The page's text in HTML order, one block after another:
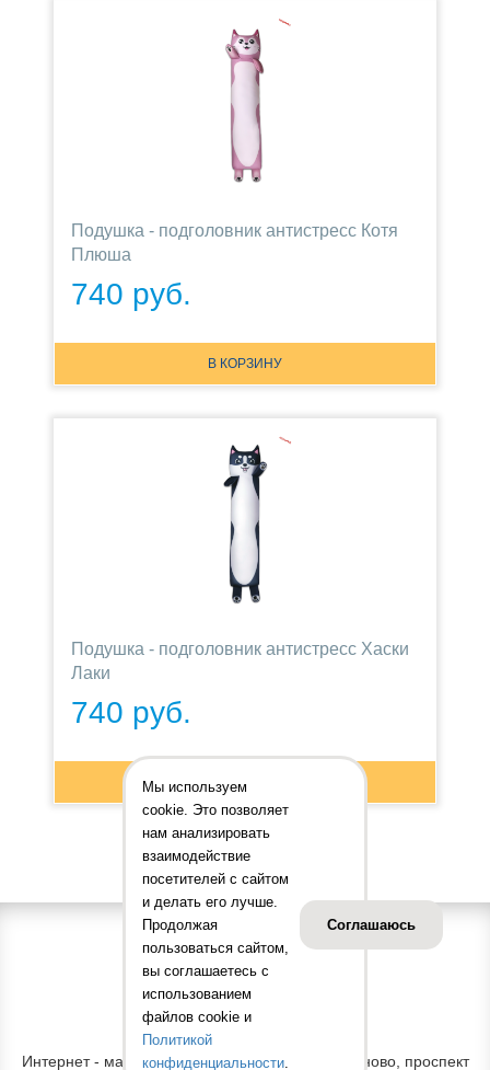
Подушка - подголовник антистресс Котя
Плюша
740 руб.
В КОРЗИНУ
Подушка - подголовник антистресс Хаски
Лаки
740 руб.
В КОРЗИНУ
АДРЕС ОФИСА
Интернет - магазин "Принт Тойс" Россия, г. Иваново, проспект
Мы используем
cookie. Это позволяет
нам анализировать
взаимодействие
посетителей с сайтом
и делать его лучше.
Продолжая
пользоваться сайтом,
вы соглашаетесь с
использованием
файлов cookie и
Политикой
конфиденциальности.
Соглашаюсь